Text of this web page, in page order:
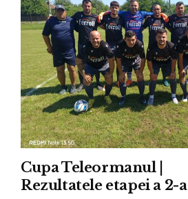
Cupa Teleormanul |
Rezultatele etapei a 2-a